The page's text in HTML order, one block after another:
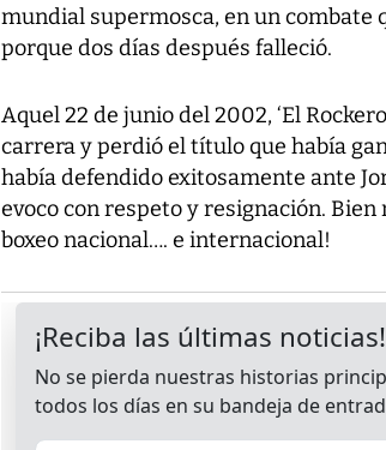
mundial supermosca, en un combate
porque dos días después falleció.
Aquel 22 de junio del 2002, ‘El
carrera y perdió el título que había
había defendido exitosamente ante
evoco con respeto y resignación.
boxeo nacional…. e internacional!